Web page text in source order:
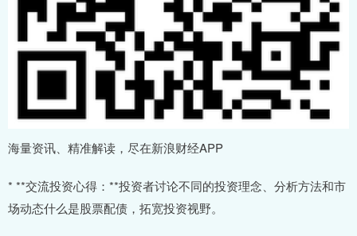
海量资讯、精准解读，尽在新浪财经APP
* **交流投资心得：**投资者讨论不同的投资理念、分析方法和市
场动态什么是股票配债，拓宽投资视野。